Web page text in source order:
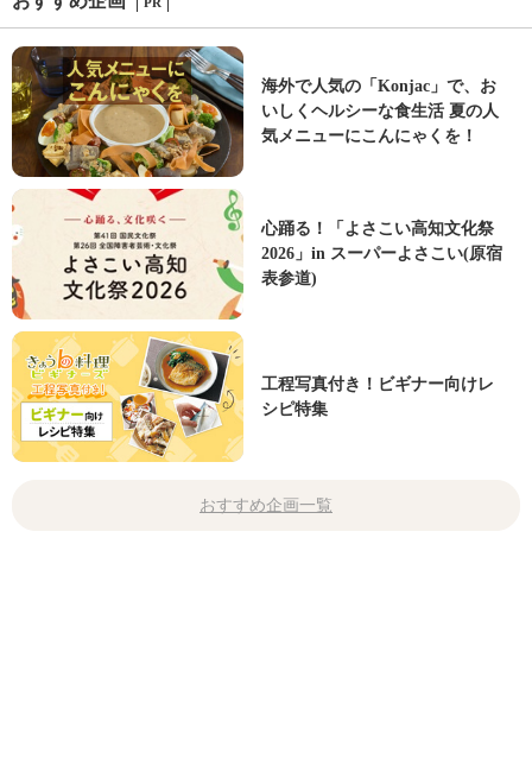
海外で人気の「Konjac」で、お
いしくヘルシーな食生活 夏の人
気メニューにこんにゃくを！
心踊る！「よさこい高知文化祭
2026」in スーパーよさこい(原宿
表参道)
工程写真付き！ビギナー向けレ
シピ特集
おすすめ企画一覧